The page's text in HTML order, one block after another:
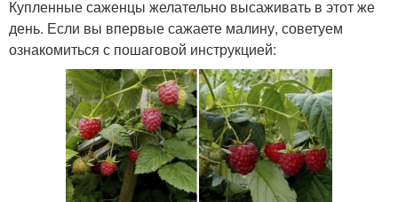
Купленные саженцы желательно высаживать в этот же
день. Если вы впервые сажаете малину, советуем
ознакомиться с пошаговой инструкцией: